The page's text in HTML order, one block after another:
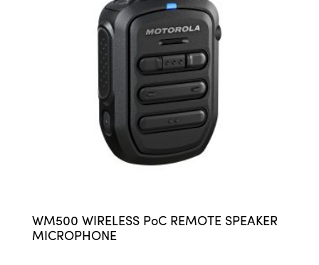
WM500 WIRELESS PoC REMOTE SPEAKER
MICROPHONE